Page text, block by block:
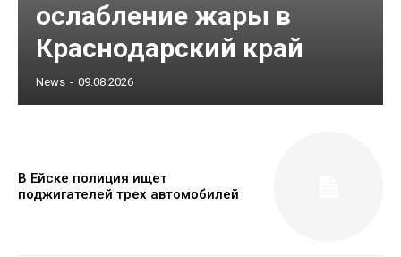
ослабление жары в
Краснодарский край
News - 09.08.2026
В Ейске полиция ищет
поджигателей трех автомобилей